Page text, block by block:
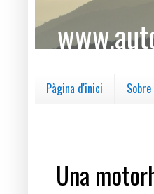
Pàgina d'inici
Una